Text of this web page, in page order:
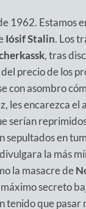
1962. Estamos
Iósif Stalin. Los
, tras
precio de los
con asombro
les encarezca
serían
en
la más
la masacre de
secreto
tenido que pasar